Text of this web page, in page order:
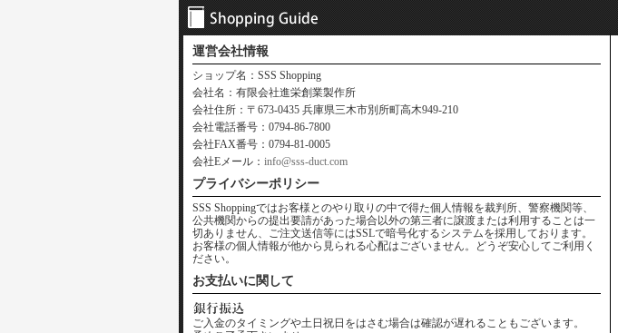
運営会社情報
ショップ名：SSS Shopping
会社名：有限会社進栄創業製作所
会社住所：〒673-0435 兵庫県三木市別所町高木949-210
会社電話番号：0794-86-7800
会社FAX番号：0794-81-0005
会社Eメール： info@sss-duct.com
プライバシーポリシー
SSS Shoppingではお客様とのやり取りの中で得た個人情報を裁判所、警察機関等、
公共機関からの提出要請があった場合以外の第三者に譲渡または利用することは一
切ありません、ご注文送信等にはSSLで暗号化するシステムを採用しております。
お客様の個人情報が他から見られる心配はございません。どうぞ安心してご利用く
ださい。
お支払いに関して
ご入金のタイミングや土日祝日をはさむ場合は確認が遅れることもございます。